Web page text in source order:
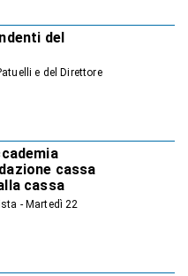
del
e del Direttore
cassa
cassa
- Martedì 22